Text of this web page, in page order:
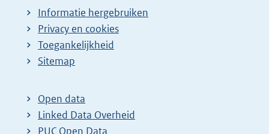
Informatie hergebruiken
Privacy en cookies
Toegankelijkheid
Sitemap
Open data
Linked Data Overheid
PUC Open Data